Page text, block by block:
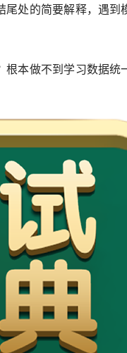
尾处的简要解释，遇到
根本做不到学习数据统